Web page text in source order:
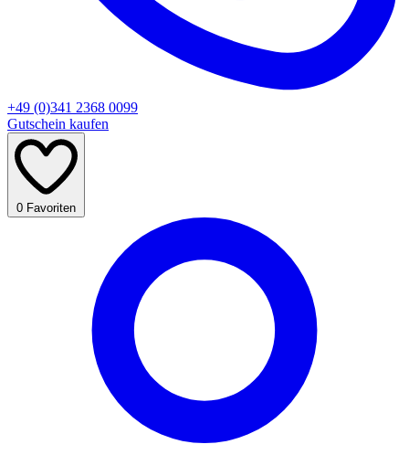
+49 (0)341 2368 0099
Gutschein kaufen
0 Favoriten